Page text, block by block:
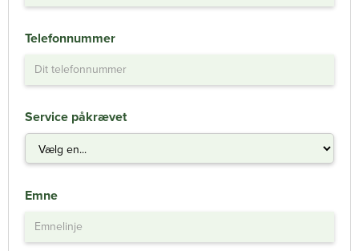
Telefonnummer
Service påkrævet
Emne